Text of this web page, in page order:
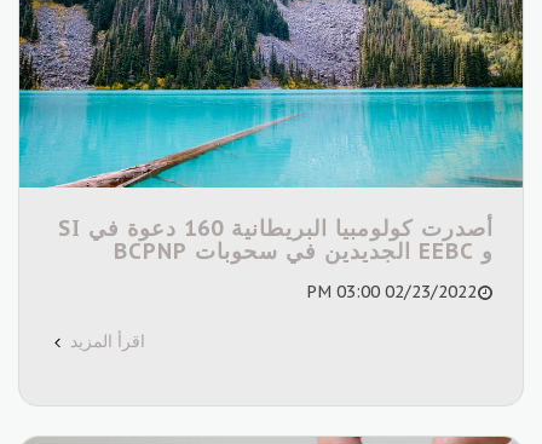
أصدرت كولومبيا البريطانية 160 دعوة في SI
و EEBC الجديدين في سحوبات BCPNP
02/23/2022 03:00 PM
اقرأ المزيد